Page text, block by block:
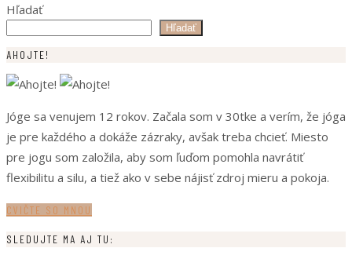
Hľadať
Hľadať
AHOJTE!
Jóge sa venujem 12 rokov. Začala som v 30tke a verím, že jóga
je pre každého a dokáže zázraky, avšak treba chcieť. Miesto
pre jogu som založila, aby som ľuďom pomohla navrátiť
flexibilitu a silu, a tiež ako v sebe nájisť zdroj mieru a pokoja.
CVIČTE SO MNOU
SLEDUJTE MA AJ TU: